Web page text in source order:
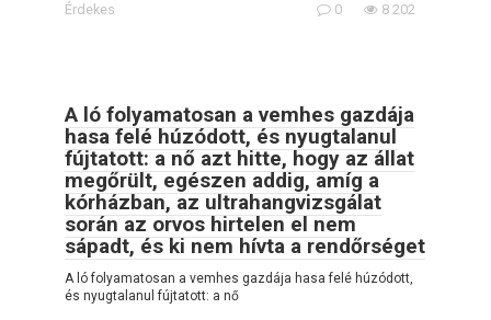
Érdekes 0 8 202
A ló folyamatosan a vemhes gazdája
hasa felé húzódott, és nyugtalanul
fújtatott: a nő azt hitte, hogy az állat
megőrült, egészen addig, amíg a
kórházban, az ultrahangvizsgálat
során az orvos hirtelen el nem
sápadt, és ki nem hívta a rendőrséget
A ló folyamatosan a vemhes gazdája hasa felé húzódott,
és nyugtalanul fújtatott: a nő